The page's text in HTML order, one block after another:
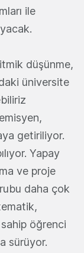
ile
düşünme,
üniversite
getiriliyor.
Yapay
ve proje
daha çok
öğrenci
sürüyor.